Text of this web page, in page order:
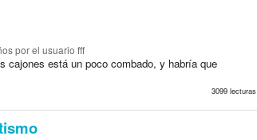
por el usuario fff
cajones está un poco combado, y habría que
3099 lecturas